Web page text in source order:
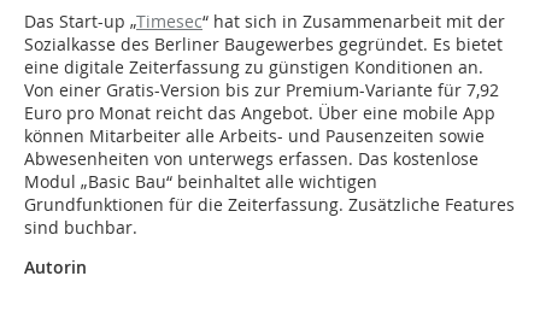
Das Start-up „Timesec“ hat sich in Zusammenarbeit mit der
Sozialkasse des Berliner Baugewerbes gegründet. Es bietet
eine digitale Zeiterfassung zu günstigen Konditionen an.
Von einer Gratis-Version bis zur Premium-Variante für 7,92
Euro pro Monat reicht das Angebot. Über eine mobile App
können Mitarbeiter alle Arbeits- und Pausenzeiten sowie
Abwesenheiten von unterwegs erfassen. Das kostenlose
Modul „Basic Bau“ beinhaltet alle wichtigen
Grundfunktionen für die Zeiterfassung. Zusätzliche Features
sind buchbar.
Autorin